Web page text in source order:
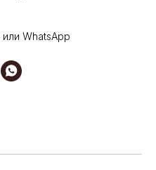
WhatsApp